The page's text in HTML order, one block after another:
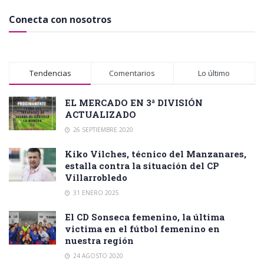
Conecta con nosotros
Tendencias Comentarios Lo último
EL MERCADO EN 3ª DIVISIÓN
ACTUALIZADO
26 SEPTIEMBRE 2020
Kiko Vilches, técnico del Manzanares,
estalla contra la situación del CP
Villarrobledo
31 ENERO 2025
El CD Sonseca femenino, la última
victima en el fútbol femenino en
nuestra región
24 AGOSTO 2020